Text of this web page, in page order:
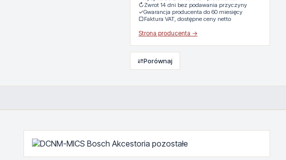
↻Zwrot 14 dni bez podawania przyczyny
✓Gwarancja producenta do 60 miesięcy
▢Faktura VAT, dostępne ceny netto
Strona producenta →
⇄Porównaj